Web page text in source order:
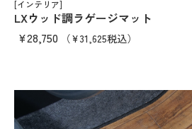
[インテリア]
LXウッド調ラゲージマット
¥28,750
（¥31,625税込）